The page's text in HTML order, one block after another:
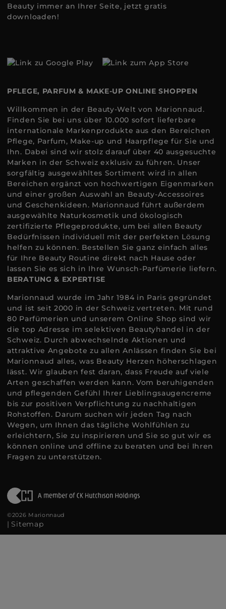
Beauty immer an Ihrer Seite, jetzt gratis
downloaden!
PFLEGE, PARFUM & MAKE-UP ONLINE SHOPPEN
Willkommen in der Beauty-Welt von Marionnaud.
Finden Sie bei uns über 10.000 sofort lieferbare
internationale Markenprodukte aus den Bereichen
Pflege, Parfum, Make-up und Haarpflege für Sie und
Ihn. Dabei sind wir stolz darauf über 40 ausgesuchte
Marken in der Schweiz exklusiv zu führen. Unser
sorgfältig ausgewähltes Sortiment wird in allen
Bereichen ergänzt von hochwertigen Eigenmarken
und einer großen Auswahl an Beauty-Accessoires
und Geschenkideen. Marionnaud führt außerdem
ausgewählte Naturkosmetik und ökologisch
zertifizierte Pflegeprodukte, um bei allen Beauty
Bedürfnissen individuell mit der perfekten Lösung
helfen zu können. Bestellen Sie ganz einfach alles
für Ihre Beauty Routine direkt nach Hause oder
lassen Sie es sich in Ihre Wunsch-Parfümerie liefern.
BERATUNG & EXPERTISE
Marionnaud wurde im Jahr 1984 in Paris gegründet
und ist seit 2000 in der Schweiz vertreten. Mit rund
80 Parfümerien und unserem Online Shop sind wir
die top Adresse im selektiven Beautyhandel in der
Schweiz. Durch abwechselnde Aktionen und
attraktive Angebote zu allen Anlässen finden Sie bei
Marionnaud alles, was Beauty Herzen höherschlagen
lässt. Wir glauben fest daran, dass Freude auf viele
Arten geschaffen werden kann. Vom beruhigenden
und pflegenden Gefühl Ihrer Lieblingsaugencreme
bis zur positiven Verpflichtung zu nachhaltigen
Rohstoffen. Darum suchen wir jeden Tag nach
Wegen, um Ihnen das tägliche Wohlfühlen zu
erleichtern, Sie zu inspirieren und Sie so gut wir es
können online und offline zu beraten und bei Ihren
Fragen zu unterstützen.
©2026 Marionnaud
| Sitemap